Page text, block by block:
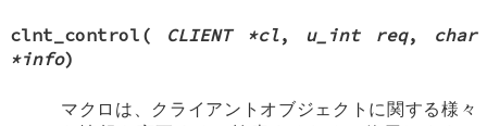
clnt_control ( CLIENT *cl, u_int req,
char
*info)
マクロは、クライアントオブジェクトに関する様々